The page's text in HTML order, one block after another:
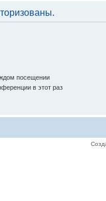
посещении
в этот раз